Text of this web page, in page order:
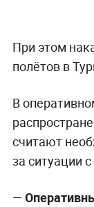
При этом
полётов в
В
считают
за ситуации с
—